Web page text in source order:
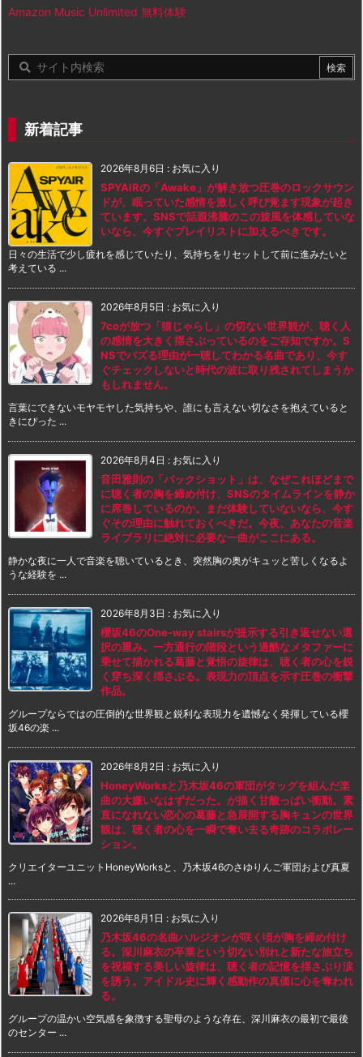
Amazon Music Unlimited 無料体験
新着記事
2026年8月6日 : お気に入り
SPYAIRの「Awake」が解き放つ圧巻のロックサウン
ドが、眠っていた感情を激しく呼び覚ます現象が起き
ています。SNSで話題沸騰のこの旋風を体感していな
いなら、今すぐプレイリストに加えるべきです。
日々の生活で少し疲れを感じていたり、気持ちをリセットして前に進みたいと
考えている ...
2026年8月5日 : お気に入り
7coが放つ「猫じゃらし」の切ない世界観が、聴く人
の感情を大きく揺さぶっているのをご存知ですか。S
NSでバズる理由が一聴してわかる名曲であり、今す
ぐチェックしないと時代の波に取り残されてしまうか
もしれません。
言葉にできないモヤモヤした気持ちや、誰にも言えない切なさを抱えていると
きにぴった ...
2026年8月4日 : お気に入り
音田雅則の「バックショット」は、なぜこれほどまで
に聴く者の胸を締め付け、SNSのタイムラインを静か
に席巻しているのか。まだ体験していないなら、今す
ぐその理由に触れておくべきだ。今夜、あなたの音楽
ライブラリに絶対に必要な一曲がここにある。
静かな夜に一人で音楽を聴いているとき、突然胸の奥がキュッと苦しくなるよ
うな経験を ...
2026年8月3日 : お気に入り
櫻坂46のOne-way stairsが提示する引き返せない選
択の重み。一方通行の階段という過酷なメタファーに
乗せて描かれる葛藤と覚悟の旋律は、聴く者の心を鋭
く穿ち深く揺さぶる。表現力の頂点を示す圧巻の衝撃
作品。
グループならではの圧倒的な世界観と鋭利な表現力を遺憾なく発揮している櫻
坂46の楽 ...
2026年8月2日 : お気に入り
HoneyWorksと乃木坂46の軍団がタッグを組んだ楽
曲の大嫌いなはずだった。が描く甘酸っぱい衝動。素
直になれない恋心の葛藤と急展開する胸キュンの世界
観は、聴く者の心を一瞬で奪い去る奇跡のコラボレー
ション。
クリエイターユニットHoneyWorksと、乃木坂46のさゆりんご軍団および真夏
...
2026年8月1日 : お気に入り
乃木坂46の名曲ハルジオンが咲く頃が胸を締め付け
る。深川麻衣の卒業という切ない別れと新たな旅立ち
を祝福する美しい旋律は、聴く者の記憶を揺さぶり涙
を誘う。アイドル史に輝く感動作の真価に心を奪われ
る。
グループの温かい空気感を象徴する聖母のような存在、深川麻衣の最初で最後
のセンター ...